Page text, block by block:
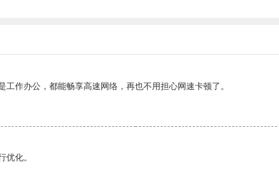
作办公，都能畅享高速网络，再也不用担心网速卡顿了。
化。